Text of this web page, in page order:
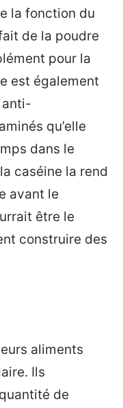
la fonction du
de la poudre
pour la
est également
anti-
qu’elle
dans le
caséine la rend
avant le
être le
construire des
aliments
Ils
de